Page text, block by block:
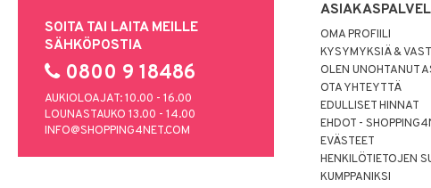
SOITA TAI LAITA MEILLE
SÄHKÖPOSTIA
0800 9 18486
AUKIOLOAJAT: 10.00 - 16.00
LOUNASTAUKO 13.00 - 14.00
INFO@SHOPPING4NET.COM
OMA PROFIILI
KYSYMYKSIÄ &
OLEN UNOHTANUT
OTA YHTEYTTÄ
EDULLISET HINNAT
EHDOT -
EVÄSTEET
HENKILÖTIETOJEN
KUMPPANIKSI